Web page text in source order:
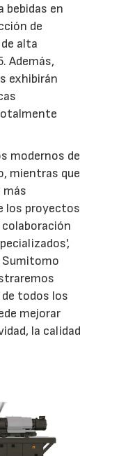
bebidas en
de
alta
Además,
exhibirán
modernos de
mientras que
más
los proyectos
Sumitomo
todos los
mejorar
la calidad